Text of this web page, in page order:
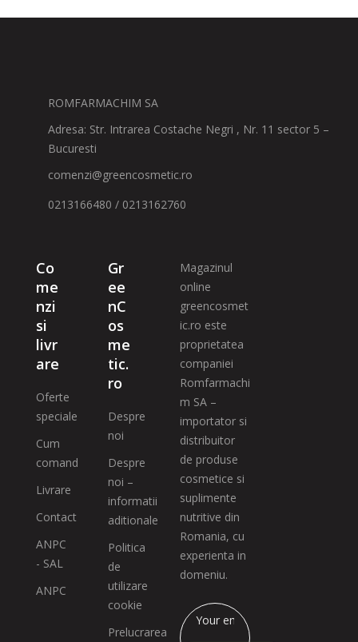
ROMFARMACHIM SA
Adresa: Str. Intrarea Costache Negri , Nr. 11 sector 5 –
Bucuresti
comenzi@greencosmetic.ro
0213166480 / 0213162760
Co
me
nzi
si
livr
are
Oferte
speciale
Cum
comand
Livrare
Contact
ANPC
- SAL
ANPC
Gr
ee
nC
os
me
tic.
ro
Despre
noi
Despre
noi –
informatii
aditionale
Politica
de
utilizare
cookie
Prelucrarea
Magazinul
online
greencosmet
ic.ro este
proprietatea
companiei
Romfarmachi
m SA –
importator si
distribuitor
de produse
cosmetice si
suplimente
nutritive din
Romania, cu
experienta in
domeniu.